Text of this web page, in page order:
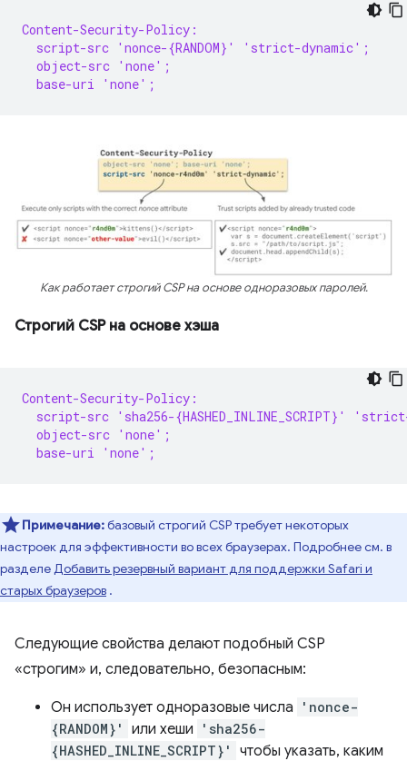
Content-Security-Policy:
  script-src 'nonce-{RANDOM}' 'strict-dynamic';
  object-src 'none';
  base-uri 'none';
Как работает строгий CSP на основе одноразовых паролей.
Строгий CSP на основе хэша
Content-Security-Policy:
script-src 'sha256-{HASHED_INLINE_SCRIPT}'
  object-src 'none';
  base-uri 'none';
Примечание:базовый строгий CSP требует некоторых
настроек для эффективности во всех браузерах. Подробнее см. в
разделе Добавить резервный вариант для поддержки Safari и
старых браузеров .
Следующие свойства делают подобный CSP
«строгим» и, следовательно, безопасным:
Он использует одноразовые числа
'nonce-
{RANDOM}'
или хеши
'sha256-
{HASHED_INLINE_SCRIPT}'
чтобы указать, каким